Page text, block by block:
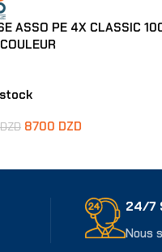
ASSO PE 4X CLASSIC
DZD 8700 DZD
24/7
Nous